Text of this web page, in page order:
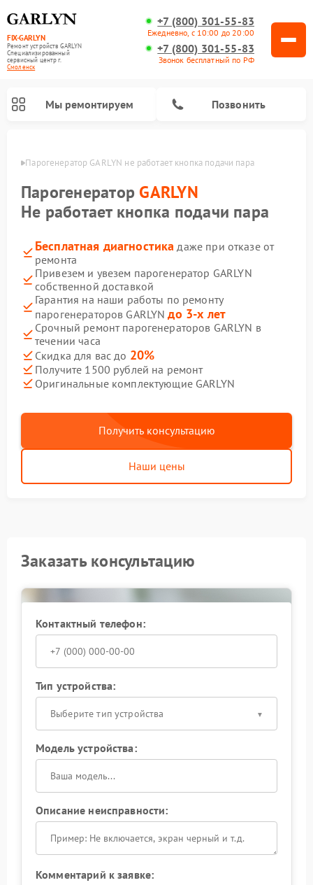
FIX-GARLYN
Ремонт устройств GARLYN
Специализированный
cервисный центр г.
Смоленск
+7 (800) 301-55-83
Ежедневно, с 10:00 до 20:00
+7 (800) 301-55-83
Звонок бесплатный по РФ
Мы ремонтируем Позвонить
Парогенератор GARLYN не работает кнопка подачи пара
Парогенератор GARLYN
Не работает кнопка подачи пара
Бесплатная диагностика даже при отказе от
ремонта
Привезем и увезем парогенератор GARLYN
собственной доставкой
Гарантия на наши работы по ремонту
парогенераторов GARLYNдо 3-х лет
Срочный ремонт парогенераторов GARLYN в
течении часа
Скидка для вас до 20%
Получите 1500 рублей на ремонт
Оригинальные комплектующие GARLYN
Получить консультацию
Наши цены
Заказать консультацию
Контактный телефон:
Тип устройства:
Выберите тип устройства
Модель устройства:
Описание неисправности:
Комментарий к заявке: